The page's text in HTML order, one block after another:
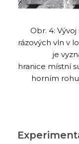
Obr. 4:
rázových vln v
je
hranice místní
horním